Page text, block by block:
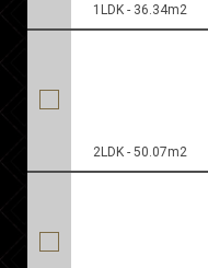
1LDK - 36.34m2
2LDK - 50.07m2